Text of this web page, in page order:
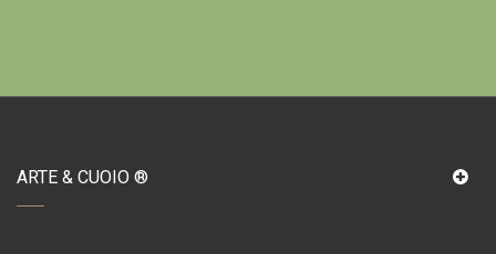
ARTE & CUOIO ®